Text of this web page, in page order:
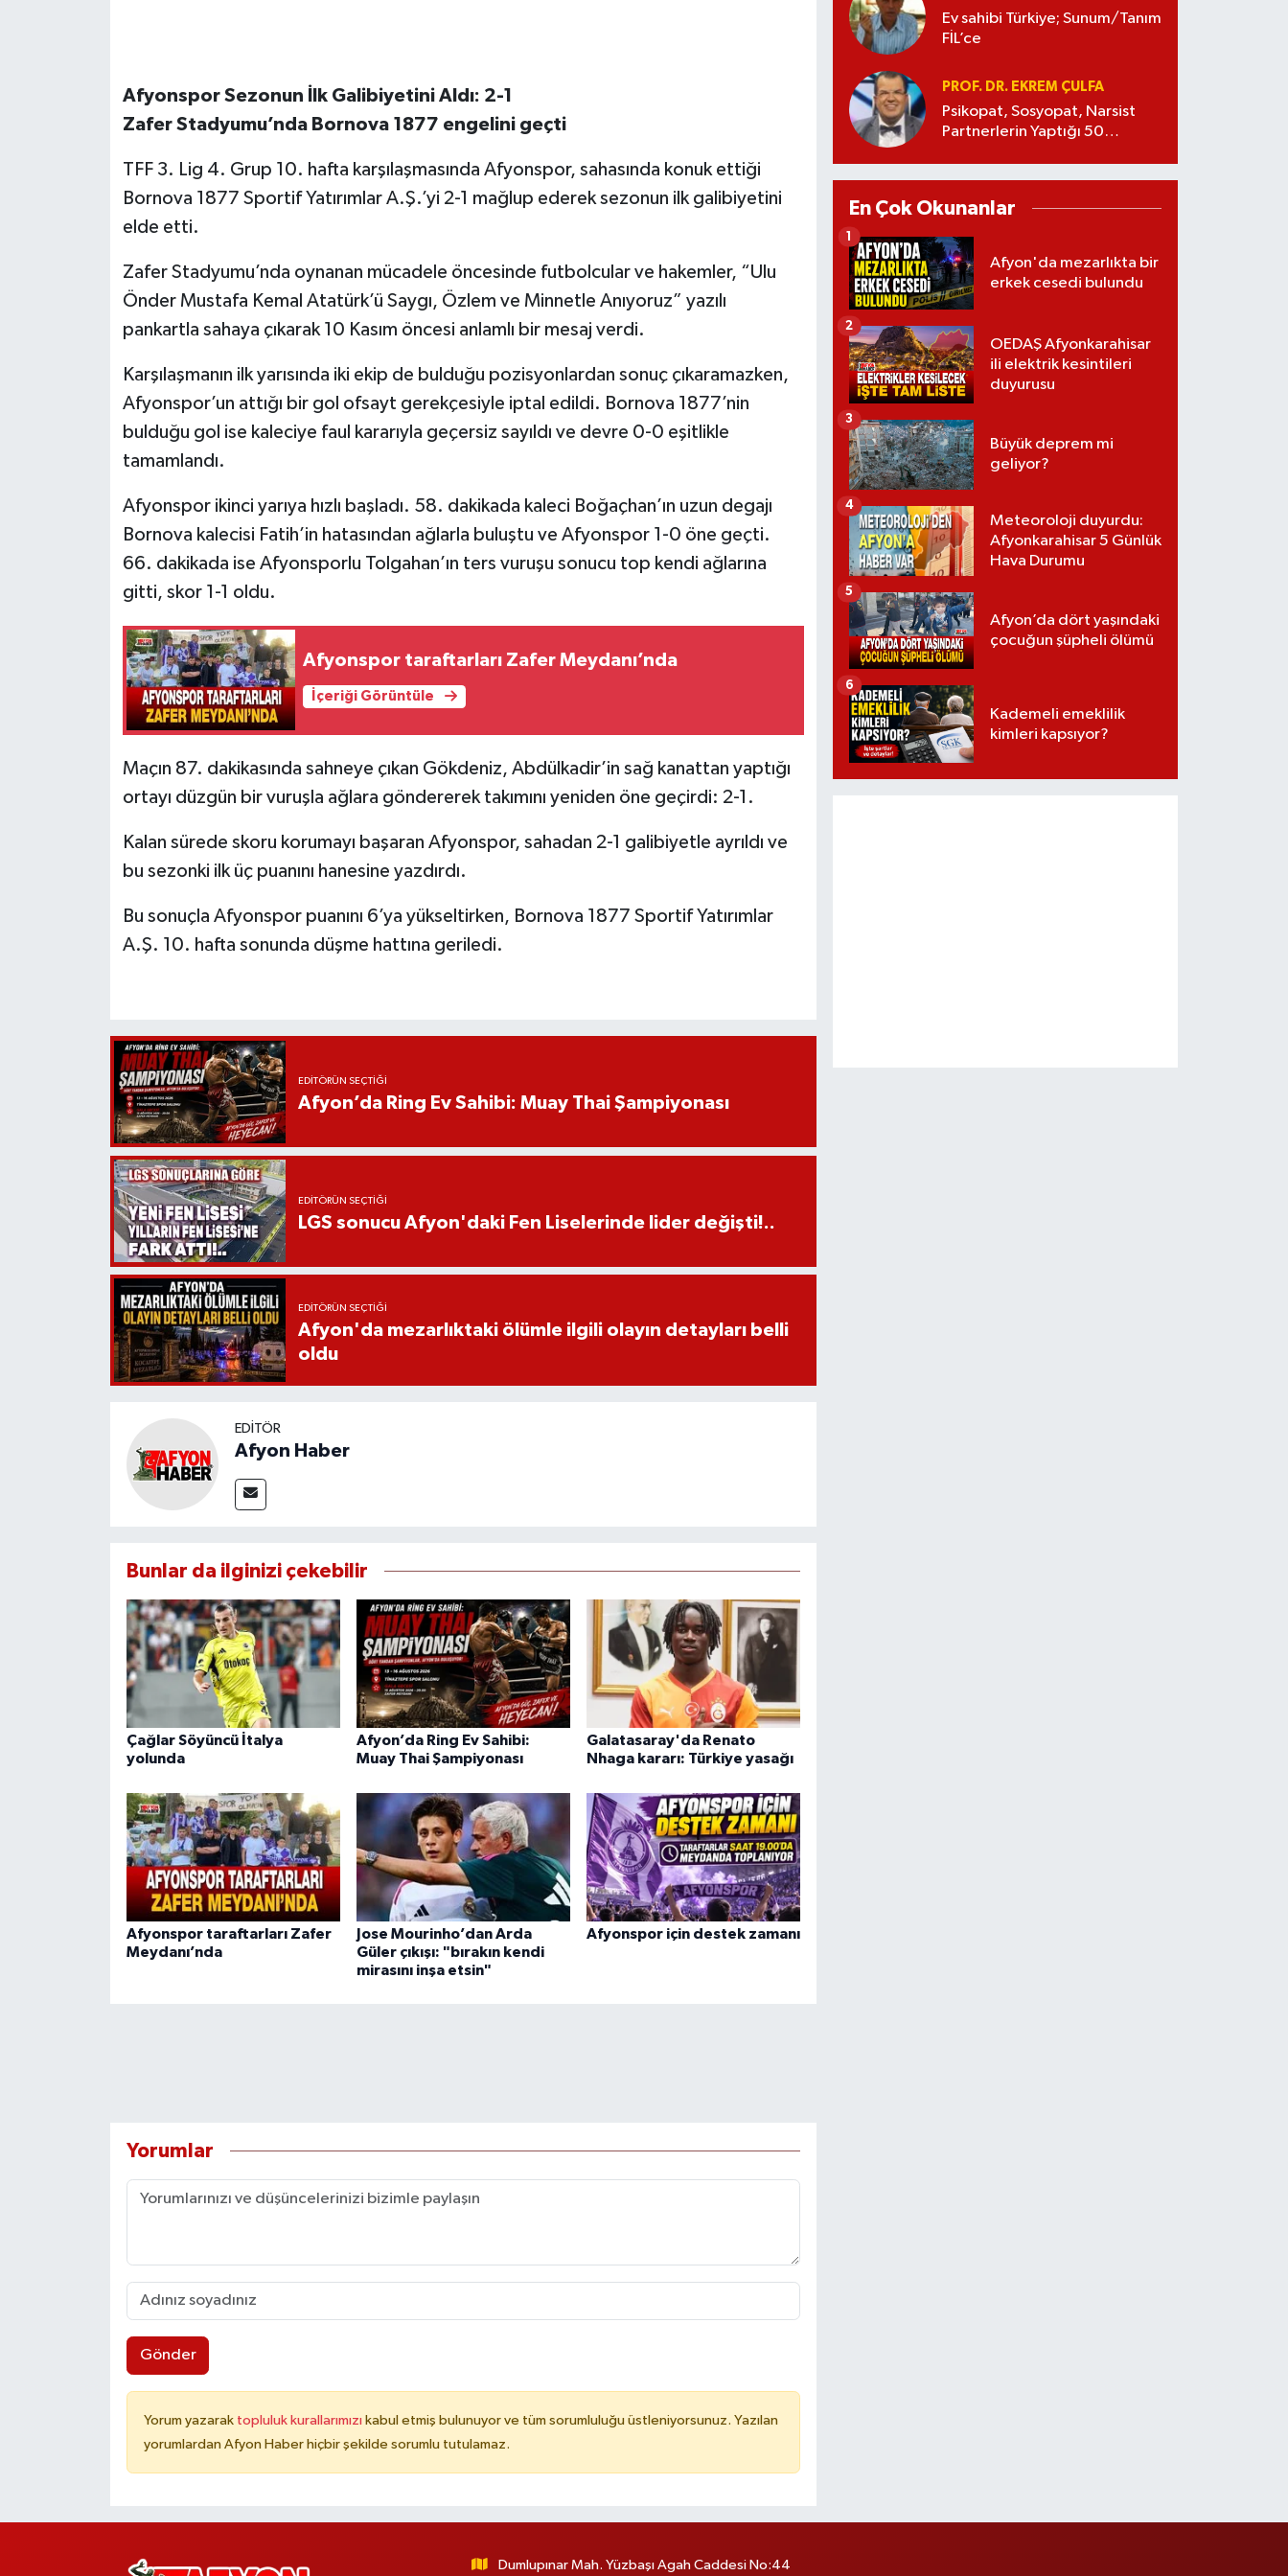
Afyonspor Sezonun İlk Galibiyetini Aldı: 2-1
Zafer Stadyumu’nda Bornova 1877 engelini geçti
TFF 3. Lig 4. Grup 10. hafta karşılaşmasında Afyonspor, sahasında konuk ettiği
Bornova 1877 Sportif Yatırımlar A.Ş.’yi 2-1 mağlup ederek sezonun ilk galibiyetini
elde etti.
Zafer Stadyumu’nda oynanan mücadele öncesinde futbolcular ve hakemler, “Ulu
Önder Mustafa Kemal Atatürk’ü Saygı, Özlem ve Minnetle Anıyoruz” yazılı
pankartla sahaya çıkarak 10 Kasım öncesi anlamlı bir mesaj verdi.
Karşılaşmanın ilk yarısında iki ekip de bulduğu pozisyonlardan sonuç çıkaramazken,
Afyonspor’un attığı bir gol ofsayt gerekçesiyle iptal edildi. Bornova 1877’nin
bulduğu gol ise kaleciye faul kararıyla geçersiz sayıldı ve devre 0-0 eşitlikle
tamamlandı.
Afyonspor ikinci yarıya hızlı başladı. 58. dakikada kaleci Boğaçhan’ın uzun degajı
Bornova kalecisi Fatih’in hatasından ağlarla buluştu ve Afyonspor 1-0 öne geçti.
66. dakikada ise Afyonsporlu Tolgahan’ın ters vuruşu sonucu top kendi ağlarına
gitti, skor 1-1 oldu.
Afyonspor taraftarları Zafer Meydanı’nda
İçeriği Görüntüle
Maçın 87. dakikasında sahneye çıkan Gökdeniz, Abdülkadir’in sağ kanattan yaptığı
ortayı düzgün bir vuruşla ağlara göndererek takımını yeniden öne geçirdi: 2-1.
Kalan sürede skoru korumayı başaran Afyonspor, sahadan 2-1 galibiyetle ayrıldı ve
bu sezonki ilk üç puanını hanesine yazdırdı.
Bu sonuçla Afyonspor puanını 6’ya yükseltirken, Bornova 1877 Sportif Yatırımlar
A.Ş. 10. hafta sonunda düşme hattına geriledi.
EDITÖRÜN SEÇTIĞI
Afyon’da Ring Ev Sahibi: Muay Thai Şampiyonası
EDITÖRÜN SEÇTIĞI
LGS sonucu Afyon'daki Fen Liselerinde lider değişti!..
EDITÖRÜN SEÇTIĞI
Afyon'da mezarlıktaki ölümle ilgili olayın detayları belli
oldu
EDITÖR
Afyon Haber
Bunlar da ilginizi çekebilir
Çağlar Söyüncü İtalya
yolunda
Afyon’da Ring Ev Sahibi:
Muay Thai Şampiyonası
Galatasaray'da Renato
Nhaga kararı: Türkiye yasağı
Afyonspor taraftarları Zafer
Meydanı’nda
Jose Mourinho’dan Arda
Güler çıkışı: "bırakın kendi
mirasını inşa etsin"
Afyonspor için destek zamanı
Yorumlar
Gönder
Yorum yazarak topluluk kurallarımızı kabul etmiş bulunuyor ve tüm sorumluluğu üstleniyorsunuz. Yazılan
yorumlardan Afyon Haber hiçbir şekilde sorumlu tutulamaz.
Ev sahibi Türkiye; Sunum/Tanım
FİL’ce
PROF. DR. EKREM ÇULFA
Psikopat, Sosyopat, Narsist
Partnerlerin Yaptığı 50
En Çok Okunanlar
Afyon'da mezarlıkta bir
erkek cesedi bulundu
1
OEDAŞ Afyonkarahisar
ili elektrik kesintileri
duyurusu
2
Büyük deprem mi
geliyor?
3
Meteoroloji duyurdu:
Afyonkarahisar 5 Günlük
Hava Durumu
4
Afyon’da dört yaşındaki
çocuğun şüpheli ölümü
5
Kademeli emeklilik
kimleri kapsıyor?
6
Dumlupınar Mah. Yüzbaşı Agah Caddesi No:44